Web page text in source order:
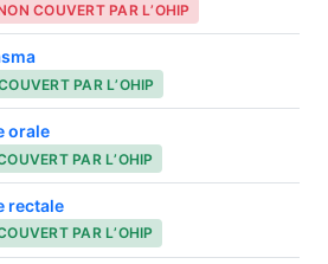
COUVERT PAR L’OHIP
PAR L’OHIP
orale
PAR L’OHIP
rectale
PAR L’OHIP